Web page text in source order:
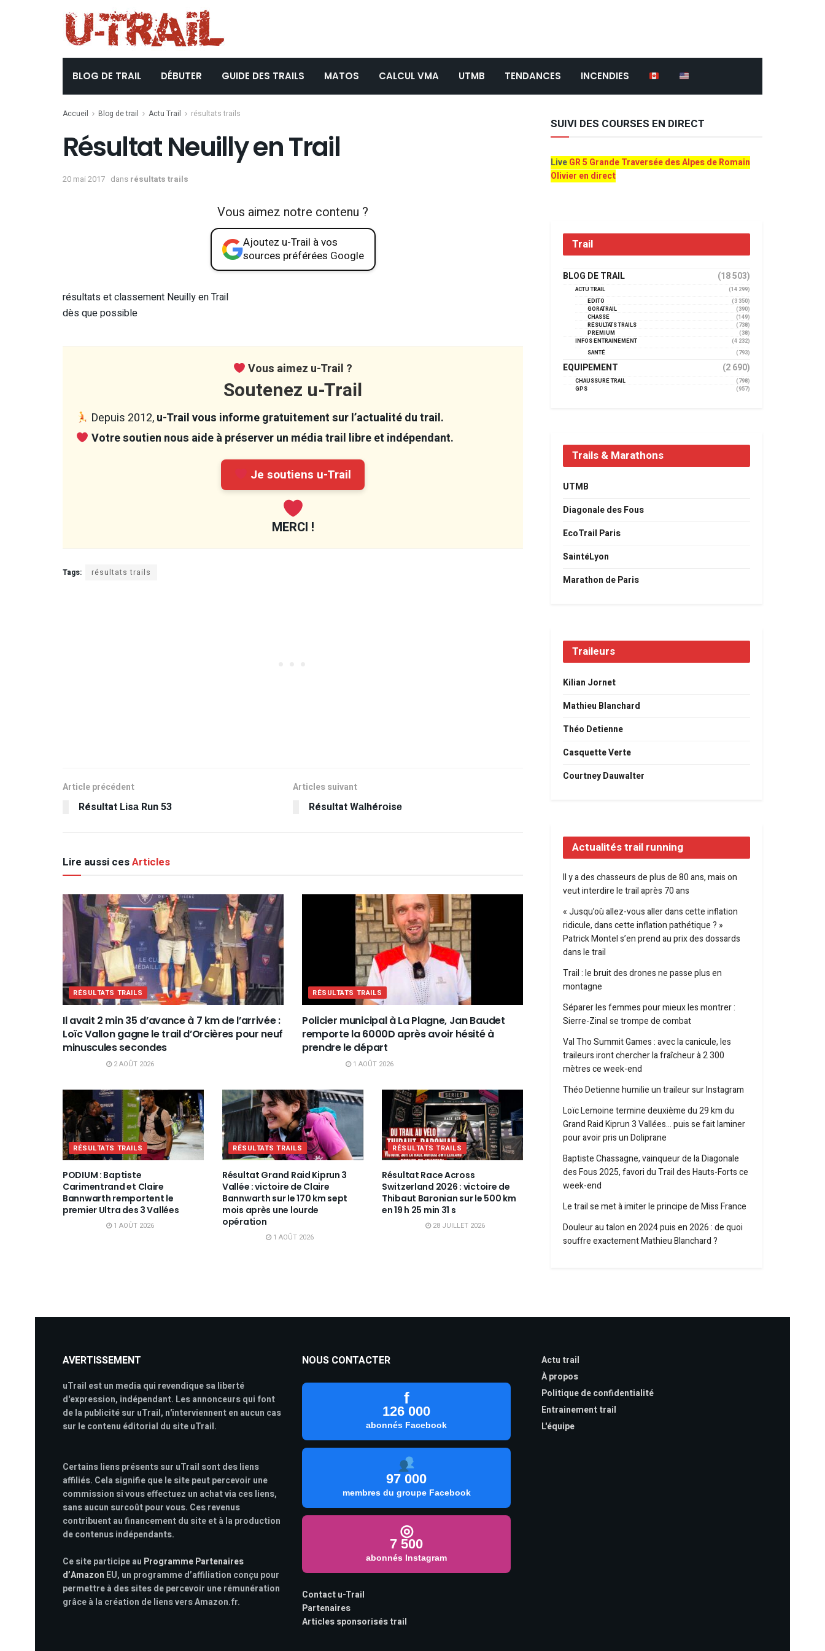
BLOG DE TRAIL DÉBUTER GUIDE DES TRAILS MATOS CALCUL VMA UTMB TENDANCES INCENDIES
Accueil Blog de trail Actu Trail résultats trails
Résultat Neuilly en Trail
20 mai 2017 dans résultats trails
Vous aimez notre contenu ?
Ajoutez u-Trail à vos
sources préférées Google
résultats et classement Neuilly en Trail
dès que possible
Vous aimez u-Trail ?
Soutenez u-Trail
Depuis 2012,u-Trail vous informe gratuitement sur l’actualité du trail.
Votre soutien nous aide à préserver un média trail libre et indépendant.
Je soutiens u-Trail
MERCI !
Tags: résultats trails
Article précédent
Résultat Lіsа Run 53
Articles suivant
Résultat Wаlhérоіsе
Lire aussi cesArticles
RÉSULTATS TRAILS
Il avait 2 min 35 d’avance à 7 km de l’arrivée :
Loïc Vallon gagne le trail d’Orcières pour neuf
minuscules secondes
2 AOÛT 2026
RÉSULTATS TRAILS
Policier municipal à La Plagne, Jan Baudet
remporte la 6000D après avoir hésité à
prendre le départ
1 AOÛT 2026
RÉSULTATS TRAILS
PODIUM : Baptiste
Carimentrand et Claire
Bannwarth remportent le
premier Ultra des 3 Vallées
1 AOÛT 2026
RÉSULTATS TRAILS
Résultat Grand Raid Kiprun 3
Vallée : victoire de Claire
Bannwarth sur le 170 km sept
mois après une lourde
opération
1 AOÛT 2026
RÉSULTATS TRAILS
Résultat Race Across
Switzerland 2026 : victoire de
Thibaut Baronian sur le 500 km
en 19 h 25 min 31 s
28 JUILLET 2026
SUIVI DES COURSES EN DIRECT
LiveGR 5 Grande Traversée des Alpes de Romain
Olivier en direct
Trail
BLOG DE TRAIL (18 503)
ACTU TRAIL
(14 299)
EDITO
(3 350)
GORATRAIL
(390)
CHASSE
(149)
RÉSULTATS TRAILS
(738)
PREMIUM
(38)
INFOS ENTRAINEMENT
(4 232)
SANTÉ
(793)
EQUIPEMENT (2 690)
CHAUSSURE TRAIL
(798)
GPS
(957)
Trails & Marathons
UTMB
Diagonale des Fous
EcoTrail Paris
SaintéLyon
Marathon de Paris
Traileurs
Kilian Jornet
Mathieu Blanchard
Théo Detienne
Casquette Verte
Courtney Dauwalter
Actualités trail running
Il y a des chasseurs de plus de 80 ans, mais on
veut interdire le trail après 70 ans
« Jusqu’où allez-vous aller dans cette inflation
ridicule, dans cette inflation pathétique ? »
Patrick Montel s’en prend au prix des dossards
dans le trail
Trail : le bruit des drones ne passe plus en
montagne
Séparer les femmes pour mieux les montrer :
Sierre-Zinal se trompe de combat
Val Tho Summit Games : avec la canicule, les
traileurs iront chercher la fraîcheur à 2 300
mètres ce week-end
Théo Detienne humilie un traileur sur Instagram
Loïc Lemoine termine deuxième du 29 km du
Grand Raid Kiprun 3 Vallées… puis se fait laminer
pour avoir pris un Doliprane
Baptiste Chassagne, vainqueur de la Diagonale
des Fous 2025, favori du Trail des Hauts-Forts ce
week-end
Le trail se met à imiter le principe de Miss France
Douleur au talon en 2024 puis en 2026 : de quoi
souffre exactement Mathieu Blanchard ?
AVERTISSEMENT
uTrail est un media qui revendique sa liberté
d'expression, indépendant. Les annonceurs qui font
de la publicité sur uTrail, n'interviennent en aucun cas
sur le contenu éditorial du site uTrail.
Certains liens présents sur uTrail sont des liens
affiliés. Cela signifie que le site peut percevoir une
commission si vous effectuez un achat via ces liens,
sans aucun surcoût pour vous. Ces revenus
contribuent au financement du site et à la production
de contenus indépendants.
Ce site participe au Programme Partenaires
d’Amazon EU, un programme d’affiliation conçu pour
permettre à des sites de percevoir une rémunération
grâce à la création de liens vers Amazon.fr.
NOUS CONTACTER
f
126 000
abonnés Facebook
97 000
membres du groupe Facebook
◎
7 500
abonnés Instagram
Contact u-Trail
Partenaires
Articles sponsorisés trail
Actu trail
À propos
Politique de confidentialité
Entrainement trail
L'équipe